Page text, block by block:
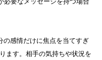
の感情だけに焦点を当てすぎ
ます。相手の気持ちや状況を